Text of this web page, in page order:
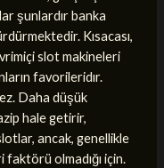
şunlardır banka
Kısacası,
slot makineleri
favorileridır.
Daha düşük
hale getirir,
ancak, genellikle
faktörü olmadığı için.